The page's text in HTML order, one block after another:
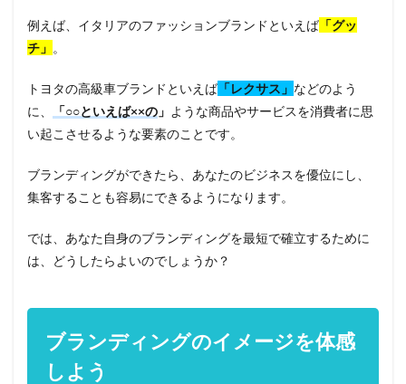
例えば、イタリアのファッションブランドといえば 「グッ
チ」 。
トヨタの高級車ブランドといえば 「レクサス」 などのよう
に、
「○○といえば××の 」 ような商品やサービスを消費者に思
い起こさせるような要素のことです。
ブランディングができたら、 あなたのビジネスを優位にし、
集客することも容易にできるようになります。
では、あなた自身のブランディングを最短で確立するために
は、どうしたらよいのでしょうか？
ブランディングのイメージを体感
しよう